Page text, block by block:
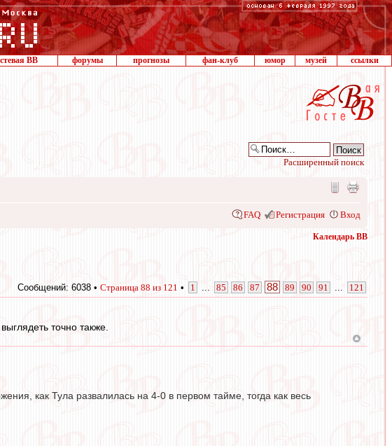
ВВ форумы прогнозы фан-клуб юмор музей ссылки
Расширенный поиск
FAQ Регистрация Вход
Календарь ВВ
Сообщений: 6038 • Страница 88 из 121 • 1 85 86 87 88 89 90 91 121
точно также.
как Тула развалилась на 4-0 в первом тайме, тогда как весь